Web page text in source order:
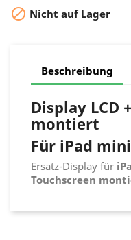
 Nicht auf Lager
Beschreibung
Display LCD +
montiert
Für iPad mini
Ersatz-Display für
Touchscreen